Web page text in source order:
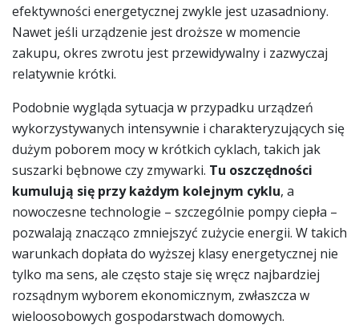
efektywności energetycznej zwykle jest uzasadniony.
Nawet jeśli urządzenie jest droższe w momencie
zakupu, okres zwrotu jest przewidywalny i zazwyczaj
relatywnie krótki.
Podobnie wygląda sytuacja w przypadku urządzeń
wykorzystywanych intensywnie i charakteryzujących się
dużym poborem mocy w krótkich cyklach, takich jak
suszarki bębnowe czy zmywarki. Tu oszczędności
kumulują się przy każdym kolejnym cyklu, a
nowoczesne technologie – szczególnie pompy ciepła –
pozwalają znacząco zmniejszyć zużycie energii. W takich
warunkach dopłata do wyższej klasy energetycznej nie
tylko ma sens, ale często staje się wręcz najbardziej
rozsądnym wyborem ekonomicznym, zwłaszcza w
wieloosobowych gospodarstwach domowych.